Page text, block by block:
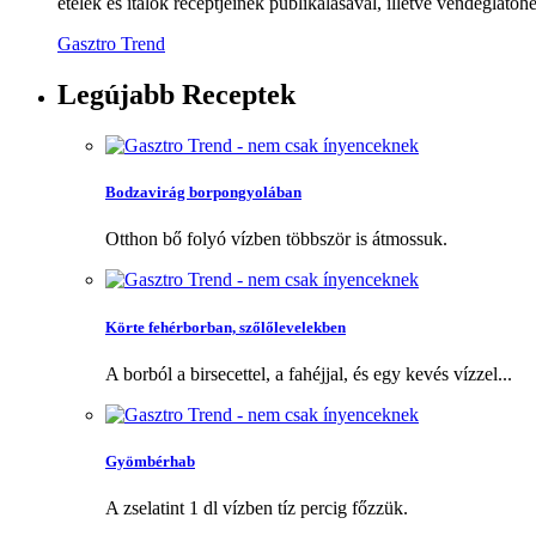
Gasztro Trend
Legújabb Receptek
Bodzavirág borpongyolában
Otthon bő folyó vízben többször is átmossuk.
Körte fehérborban, szőlőlevelekben
A borból a birsecettel, a fahéjjal, és egy kevés vízzel...
Gyömbérhab
A zselatint 1 dl vízben tíz percig főzzük.